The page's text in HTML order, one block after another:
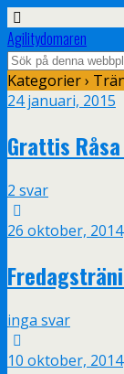
Agilitydomaren
Kategorier ›
24 januari, 2015
Grattis
2 svar
26 oktober, 2014
inga svar
10 oktober, 2014